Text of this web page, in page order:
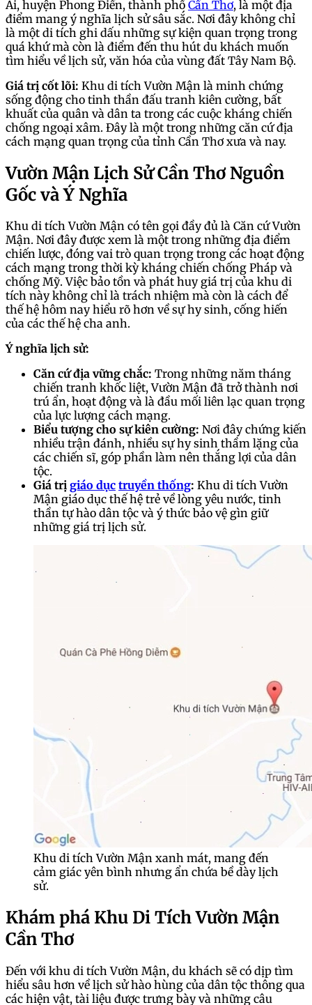
Ái, huyện Phong Điền, thành phố Cần Thơ, là một địa
điểm mang ý nghĩa lịch sử sâu sắc. Nơi đây không chỉ
là một di tích ghi dấu những sự kiện quan trọng trong
quá khứ mà còn là điểm đến thu hút du khách muốn
tìm hiểu về lịch sử, văn hóa của vùng đất Tây Nam Bộ.
Giá trị cốt lõi: Khu di tích Vườn Mận là minh chứng
sống động cho tinh thần đấu tranh kiên cường, bất
khuất của quân và dân ta trong các cuộc kháng chiến
chống ngoại xâm. Đây là một trong những căn cứ địa
cách mạng quan trọng của tỉnh Cần Thơ xưa và nay.
Vườn Mận Lịch Sử Cần Thơ Nguồn
Gốc và Ý Nghĩa
Khu di tích Vườn Mận có tên gọi đầy đủ là Căn cứ Vườn
Mận. Nơi đây được xem là một trong những địa điểm
chiến lược, đóng vai trò quan trọng trong các hoạt động
cách mạng trong thời kỳ kháng chiến chống Pháp và
chống Mỹ. Việc bảo tồn và phát huy giá trị của khu di
tích này không chỉ là trách nhiệm mà còn là cách để
thế hệ hôm nay hiểu rõ hơn về sự hy sinh, cống hiến
của các thế hệ cha anh.
Ý nghĩa lịch sử:
Căn cứ địa vững chắc: Trong những năm tháng
chiến tranh khốc liệt, Vườn Mận đã trở thành nơi
trú ẩn, hoạt động và là đầu mối liên lạc quan trọng
của lực lượng cách mạng.
Biểu tượng cho sự kiên cường: Nơi đây chứng kiến
nhiều trận đánh, nhiều sự hy sinh thầm lặng của
các chiến sĩ, góp phần làm nên thắng lợi của dân
tộc.
Giá trị giáo dục truyền thống: Khu di tích Vườn
Mận giáo dục thế hệ trẻ về lòng yêu nước, tinh
thần tự hào dân tộc và ý thức bảo vệ gìn giữ
những giá trị lịch sử.
Khu di tích Vườn Mận xanh mát, mang đến
cảm giác yên bình nhưng ẩn chứa bề dày lịch
sử.
Khám phá Khu Di Tích Vườn Mận
Cần Thơ
Đến với khu di tích Vườn Mận, du khách sẽ có dịp tìm
hiểu sâu hơn về lịch sử hào hùng của dân tộc thông qua
các hiện vật, tài liệu được trưng bày và những câu